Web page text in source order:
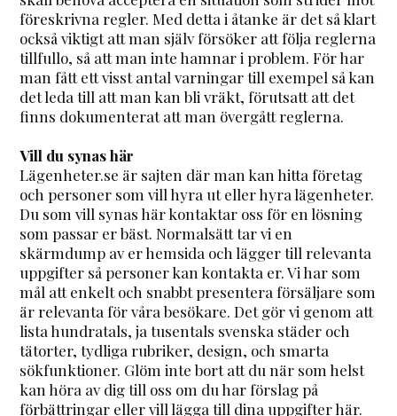
föreskrivna regler. Med detta i åtanke är det så klart
också viktigt att man själv försöker att följa reglerna
tillfullo, så att man inte hamnar i problem. För har
man fått ett visst antal varningar till exempel så kan
det leda till att man kan bli vräkt, förutsatt att det
finns dokumenterat att man övergått reglerna.
Vill du synas här
Lägenheter.se är sajten där man kan hitta företag
och personer som vill hyra ut eller hyra lägenheter.
Du som vill synas här kontaktar oss för en lösning
som passar er bäst. Normalsätt tar vi en
skärmdump av er hemsida och lägger till relevanta
uppgifter så personer kan kontakta er. Vi har som
mål att enkelt och snabbt presentera försäljare som
är relevanta för våra besökare. Det gör vi genom att
lista hundratals, ja tusentals svenska städer och
tätorter, tydliga rubriker, design, och smarta
sökfunktioner. Glöm inte bort att du när som helst
kan höra av dig till oss om du har förslag på
förbättringar eller vill lägga till dina uppgifter här.